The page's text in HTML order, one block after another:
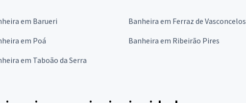
em Barueri Banheira em Ferraz de Vasconcelos
em Poá Banheira em Ribeirão Pires
em Taboão da Serra